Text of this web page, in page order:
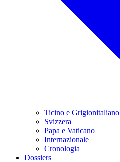
Ticino e Grigionitaliano
Svizzera
Papa e Vaticano
Internazionale
Cronologia
Dossiers